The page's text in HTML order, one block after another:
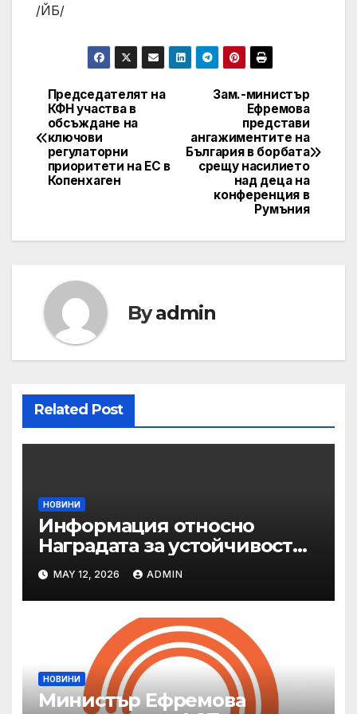
/ЙБ/
Post
navigation
Зам.-министър
Ефремова
представи
ангажиментите на
България в борбата
срещу насилието
над деца на
конференция в
Румъния
Председателят на
КФН участва в
обсъждане на
ключови
регулаторни
приоритети на ЕС в
Копенхаген
Byadmin
Related Post
НОВИНИ
Информация относно
Наградата за устойчивост
на ОАЕ „Зайед“
MAY 12, 2026 ADMIN
НОВИНИ
Министър Ефремова